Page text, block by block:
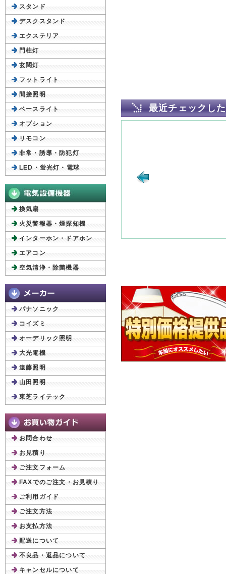
最近チェックし
スタンド
デスクスタンド
エクステリア
門柱灯
玄関灯
フットライト
間接照明
ベースライト
オプション
リモコン
非常・誘導・防犯灯
LED・蛍光灯・電球
換気扇
火災警報器・煙探知機
インターホン・ドアホン
エアコン
空気清浄・除菌機器
パナソニック
コイズミ
オーデリック照明
大光電機
遠藤照明
山田照明
東芝ライテック
お問合わせ
お見積り
ご注文フォーム
FAXでのご注文・お見積り
ご利用ガイド
ご注文方法
お支払方法
配送について
不良品・返品について
キャンセルについて